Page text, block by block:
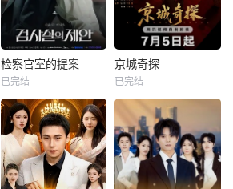
检察官室的提案
已完结
京城奇探
已完结